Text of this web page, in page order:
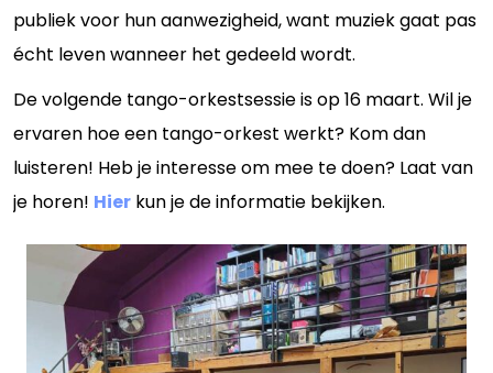
publiek voor hun aanwezigheid, want muziek gaat pas
écht leven wanneer het gedeeld wordt.
De volgende tango-orkestsessie is op 16 maart. Wil je
ervaren hoe een tango-orkest werkt? Kom dan
luisteren! Heb je interesse om mee te doen? Laat van
je horen! Hier kun je de informatie bekijken.